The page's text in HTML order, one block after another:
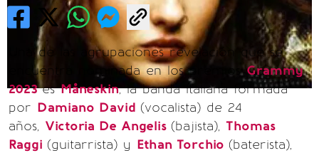
Una de las agrupaciones revelación que se
encuentra nominada en los premiosGrammy
2023esMåneskin, la banda italiana formada
por Damiano David (vocalista) de 24
años, Victoria De Angelis (bajista), Thomas
Raggi (guitarrista) y Ethan Torchio (baterista),